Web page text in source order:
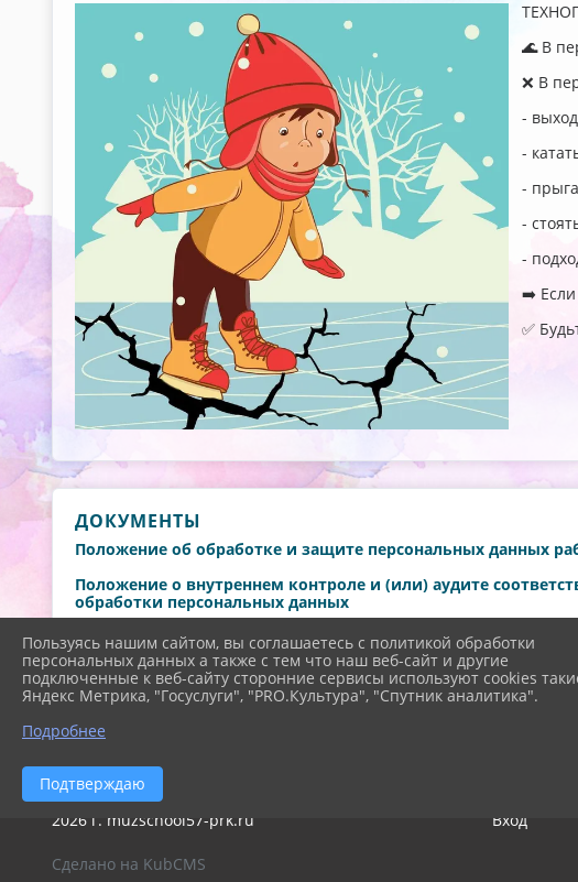
🌊 В
❌ В
-
-
-
-
-
➡️ Если
✅
ДОКУМЕНТЫ
Положение об обработке и защите персональных данных
Положение о внутреннем контроле и (или) аудите
обработки персональных данных
Подожение о защите персональных данных обучающихся
Политика об обработке персональных двнных в МАУ ДО
Бланки согласий на обработку персональных данных
2026 г. muzschool57-prk.ru Вход
Сделано на KubCMS
Пользуясь нашим сайтом, вы соглашаетесь с политикой обработки
персональных данных а также с тем что наш веб-сайт и другие
подключенные к веб-сайту сторонние сервисы используют cookies
Яндекс Метрика, "Госуслуги", "PRO.Культура", "Спутник аналитика".
Подробнее
Подтверждаю